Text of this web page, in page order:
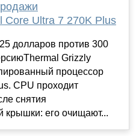
Core Ultra 7 270K Plus
долларов против 300
Grizzly
процессор
CPU проходит
снятия
крышки: его очищают...